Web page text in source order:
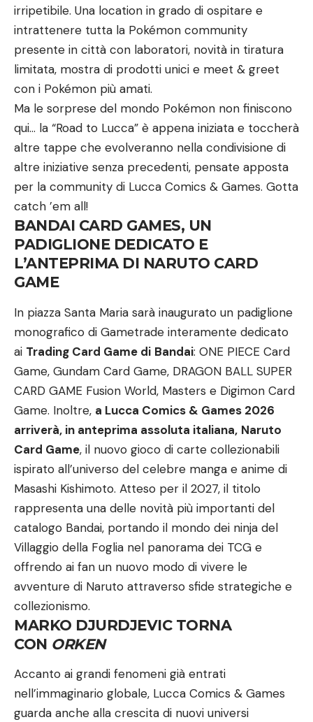
irripetibile. Una location in grado di ospitare e
intrattenere tutta la Pokémon community
presente in città con laboratori, novità in tiratura
limitata, mostra di prodotti unici e meet & greet
con i Pokémon più amati.
Ma le sorprese del mondo Pokémon non finiscono
qui… la “Road to Lucca” è appena iniziata e toccherà
altre tappe che evolveranno nella condivisione di
altre iniziative senza precedenti, pensate apposta
per la community di Lucca Comics & Games. Gotta
catch ’em all!
BANDAI CARD GAMES, UN
PADIGLIONE DEDICATO E
L’ANTEPRIMA DI NARUTO CARD
GAME
In piazza Santa Maria sarà inaugurato un padiglione
monografico di Gametrade interamente dedicato
ai Trading Card Game di Bandai: ONE PIECE Card
Game, Gundam Card Game, DRAGON BALL SUPER
CARD GAME Fusion World, Masters e Digimon Card
Game. Inoltre, a Lucca Comics & Games 2026
arriverà, in anteprima assoluta italiana, Naruto
Card Game, il nuovo gioco di carte collezionabili
ispirato all’universo del celebre manga e anime di
Masashi Kishimoto. Atteso per il 2027, il titolo
rappresenta una delle novità più importanti del
catalogo Bandai, portando il mondo dei ninja del
Villaggio della Foglia nel panorama dei TCG e
offrendo ai fan un nuovo modo di vivere le
avventure di Naruto attraverso sfide strategiche e
collezionismo.
MARKO DJURDJEVIC TORNA
CON ORKEN
Accanto ai grandi fenomeni già entrati
nell’immaginario globale, Lucca Comics & Games
guarda anche alla crescita di nuovi universi